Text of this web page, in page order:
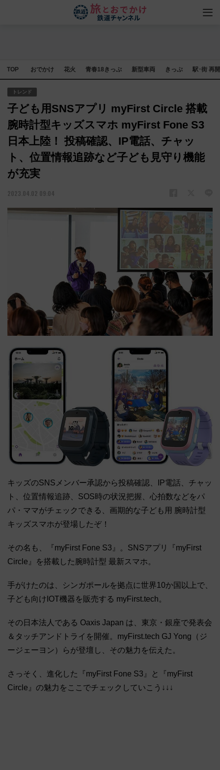
TOP おでかけ 花火 青春18きっぷ 新型車両 きっぷ 駅･街 再
トレンド
子ども用SNSアプリ myFirst Circle 搭載
腕時計型キッズスマホ myFirst Fone S3
日本上陸！ 投稿確認、IP電話、チャッ
ト、位置情報追跡など子ども見守り機能
が充実
2023.04.02 09:04
キッズのSNSメンバー承認から投稿確認、IP電話、チャッ
ト、位置情報追跡、SOS時の状況把握、心拍数などをパ
パ・ママがチェックできる、画期的な子ども用 腕時計型
キッズスマホが登場したぞ！
その名も、『myFirst Fone S3』。SNSアプリ『myFirst
Circle』を搭載した腕時計型 最新スマホ。
手がけたのは、シンガポールを拠点に世界10か国以上で、
子ども向けIOT機器を販売する myFirst.tech。
その日本法人である Oaxis Japan は、東京・銀座で発表会
＆タッチアンドトライを開催。myFirst.tech GJ Yong（ジ
ージェーヨン）らが登壇し、その魅力を伝えた。
さっそく、進化した『myFirst Fone S3』と『myFirst
Circle』の魅力をここでチェックしていこう↓↓↓